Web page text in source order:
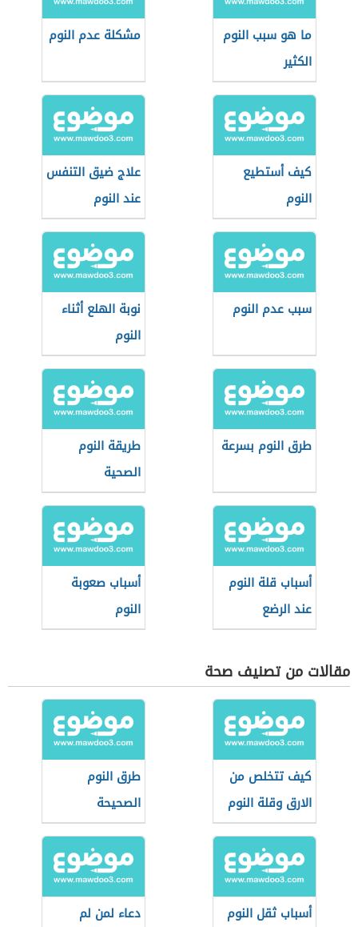
ما هو سبب النوم
الكثير
مشكلة عدم النوم
كيف أستطيع
النوم
علاج ضيق التنفس
عند النوم
سبب عدم النوم
نوبة الهلع أثناء
النوم
طرق النوم بسرعة
طريقة النوم
الصحية
أسباب قلة النوم
عند الرضع
أسباب صعوبة
النوم
مقالات من تصنيف صحة
كيف تتخلص من
الارق وقلة النوم
طرق النوم
الصحيحة
أسباب ثقل النوم
دعاء لمن لم